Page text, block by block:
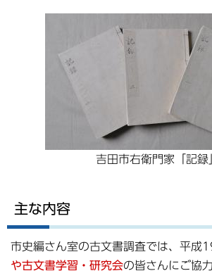
吉田市右衛門家「記録
主な内容
市史編さん室の古文書調査では、平成
や古文書学習・研究会の皆さんにご協